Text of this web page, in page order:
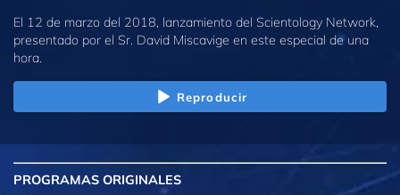
El 12 de marzo del 2018, lanzamiento del Scientology Network,
presentado por el Sr. David Miscavige en este especial de una
hora.
Reproducir
PROGRAMAS ORIGINALES